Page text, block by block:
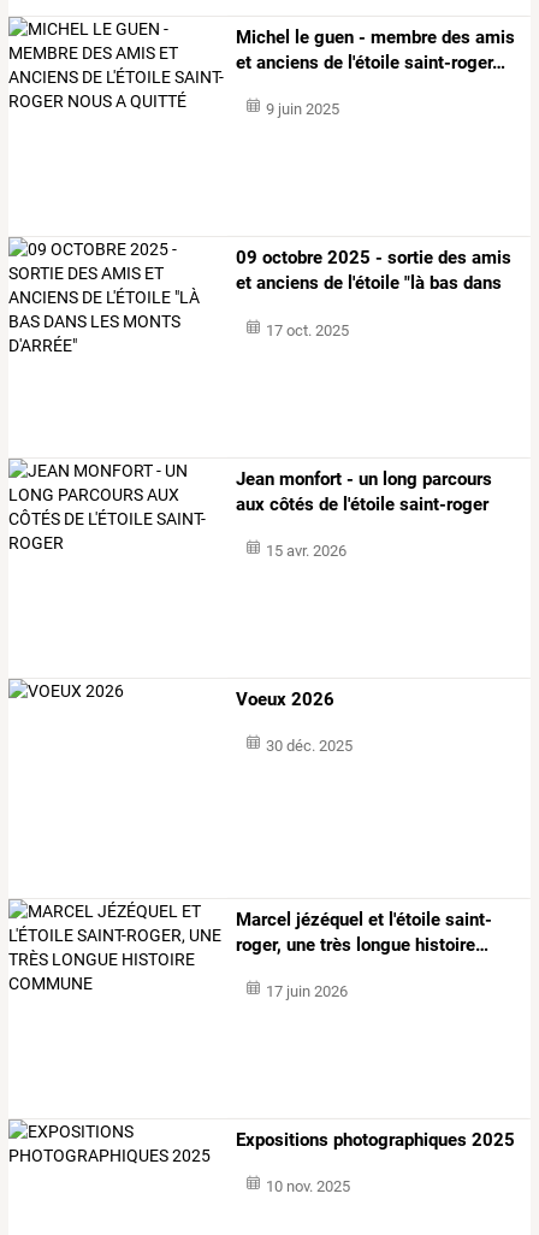
Michel le guen - membre des amis
et anciens de l'étoile saint-roger…
9 juin 2025
09 octobre 2025 - sortie des amis
et anciens de l'étoile "là bas dans
17 oct. 2025
Jean monfort - un long parcours
aux côtés de l'étoile saint-roger
15 avr. 2026
Voeux 2026
30 déc. 2025
Marcel jézéquel et l'étoile saint-
roger, une très longue histoire…
17 juin 2026
Expositions photographiques 2025
10 nov. 2025